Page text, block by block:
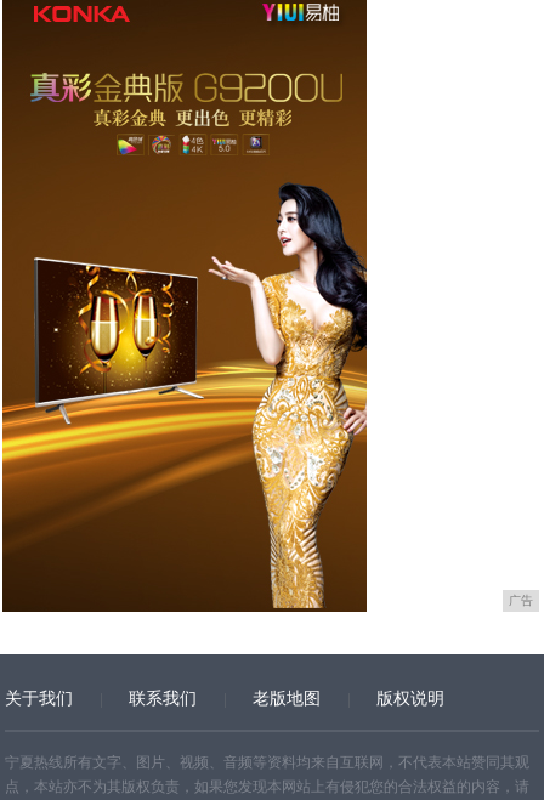
广告
关于我们 联系我们 老版地图 版权说明
网站地图
宁夏热线所有文字、图片、视频、音频等资料均来自互联网，不代表本站赞同其观
点，本站亦不为其版权负责，如果您发现本网站上有侵犯您的合法权益的内容，请